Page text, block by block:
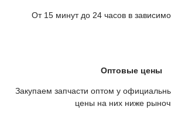
От 15 минут до 24 часов в
Оптовые цены
Закупаем запчасти оптом у
цены на них ниже